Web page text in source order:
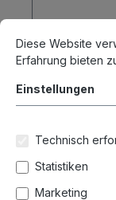
Cookie-
Diese Website
Diese Website
Erfahrung bieten
Einstellungen
Technisch
Statistiken
Marketing